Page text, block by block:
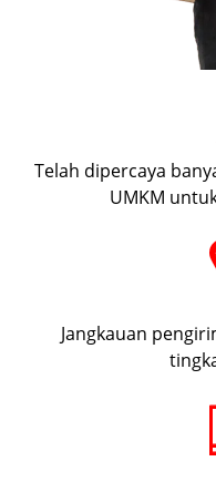
Telah dipercaya
UMKM
Jangkauan